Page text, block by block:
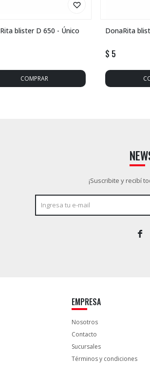
blister D 650 - Único DonaRita
$ 5
EMPRESA
Nosotros
Contacto
Sucursales
Términos y condiciones
¡Suscribite y recibí
